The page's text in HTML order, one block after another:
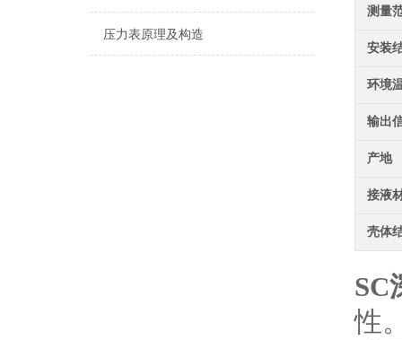
压力表原理及构造
测量
安装
环境
输出
产地
接液
壳体
SC
性